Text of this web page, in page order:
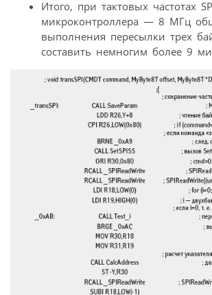
Итого, при тактовых частотах
микроконтроллера — 8 МГц
выполнения пересылки трех
составить немногим более 9